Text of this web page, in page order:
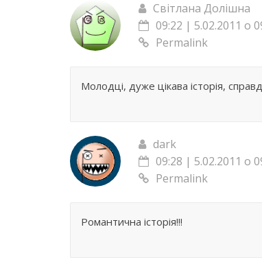
Світлана Долішна
09:22 | 5.02.2011 о
Permalink
Молодці, дуже цікава історія,
dark
09:28 | 5.02.2011 о
Permalink
Романтична історія!!!